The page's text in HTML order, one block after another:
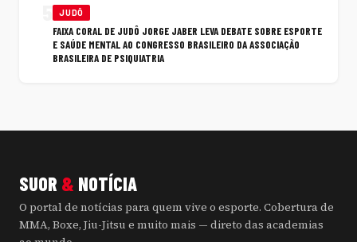
JUDÔ
FAIXA CORAL DE JUDÔ JORGE JABER LEVA DEBATE SOBRE ESPORTE
E SAÚDE MENTAL AO CONGRESSO BRASILEIRO DA ASSOCIAÇÃO
BRASILEIRA DE PSIQUIATRIA
SUOR & NOTÍCIA
O portal de notícias para quem vive o esporte. Cobertura de
MMA, Boxe, Jiu-Jitsu e muito mais — direto das academias